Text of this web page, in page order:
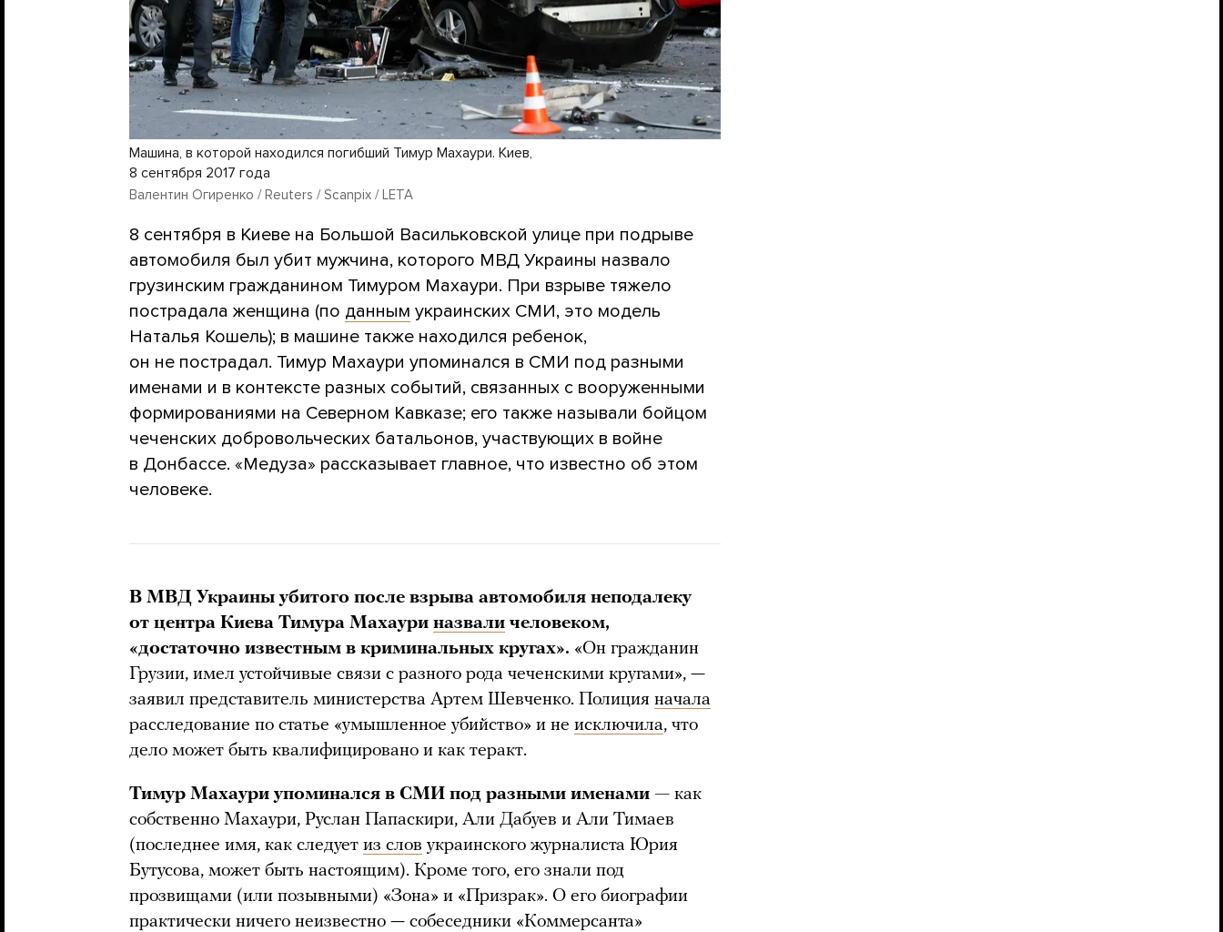
Машина, в которой находился погибший Тимур Махаури. Киев,
8 сентября 2017 года
Валентин Огиренко / Reuters / Scanpix / LETA
8 сентября в Киеве на Большой Васильковской улице при подрыве
автомобиля был убит мужчина, которого МВД Украины назвало
грузинским гражданином Тимуром Махаури. При взрыве тяжело
пострадала женщина (по данным украинских СМИ, это модель
Наталья Кошель); в машине также находился ребенок,
он не пострадал. Тимур Махаури упоминался в СМИ под разными
именами и в контексте разных событий, связанных с вооруженными
формированиями на Северном Кавказе; его также называли бойцом
чеченских добровольческих батальонов, участвующих в войне
в Донбассе. «Медуза» рассказывает главное, что известно об этом
человеке.
В МВД Украины убитого после взрыва автомобиля неподалеку
от центра Киева Тимура Махаури назвали человеком,
«достаточно известным в криминальных кругах». «Он гражданин
Грузии, имел устойчивые связи с разного рода чеченскими кругами», —
заявил представитель министерства Артем Шевченко. Полиция начала
расследование по статье «умышленное убийство» и не исключила, что
дело может быть квалифицировано и как теракт.
Тимур Махаури упоминался в СМИ под разными именами — как
собственно Махаури, Руслан Папаскири, Али Дабуев и Али Тимаев
(последнее имя, как следует из слов украинского журналиста Юрия
Бутусова, может быть настоящим). Кроме того, его знали под
прозвищами (или позывными) «Зона» и «Призрак». О его биографии
практически ничего неизвестно — собеседники «Коммерсанта»